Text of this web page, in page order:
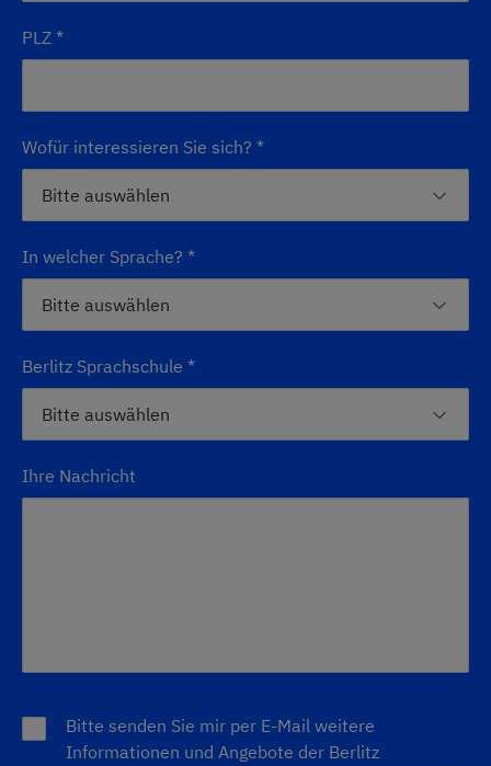
PLZ *
Wofür interessieren Sie sich? *
In welcher Sprache? *
Berlitz Sprachschule *
Ihre Nachricht
Bitte senden Sie mir per E-Mail weitere
Informationen und Angebote der Berlitz